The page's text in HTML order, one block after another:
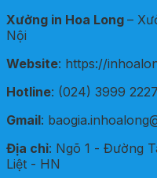
Xưởng in Hoa Long –
Nội
Website: https://
Hotline: (024) 3999
Gmail:
Địa chỉ: Ngõ 1 - Đường
Liệt - HN